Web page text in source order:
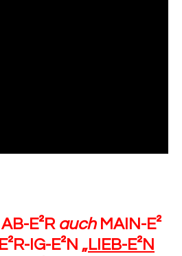
E²R auchMAIN-E²
IG-E²N „LIEB-E²N